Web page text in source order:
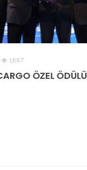
1,667
ÖZEL ÖDÜLÜ